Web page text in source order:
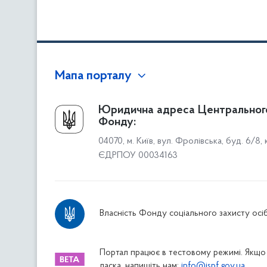
Мапа порталу
Про Фонд
Керівництво
Структура Фонду
Територіальні відділення
Дніпропетровське відділення
Житомирське відділення
Юридична адреса
Фонду:
04070, м. Київ, вул. Фролівська, буд. 6/8,
ЄДРПОУ 00034163
Власність Фонду соціального захисту осіб
Портал працює в тестовому режимі. Якщо